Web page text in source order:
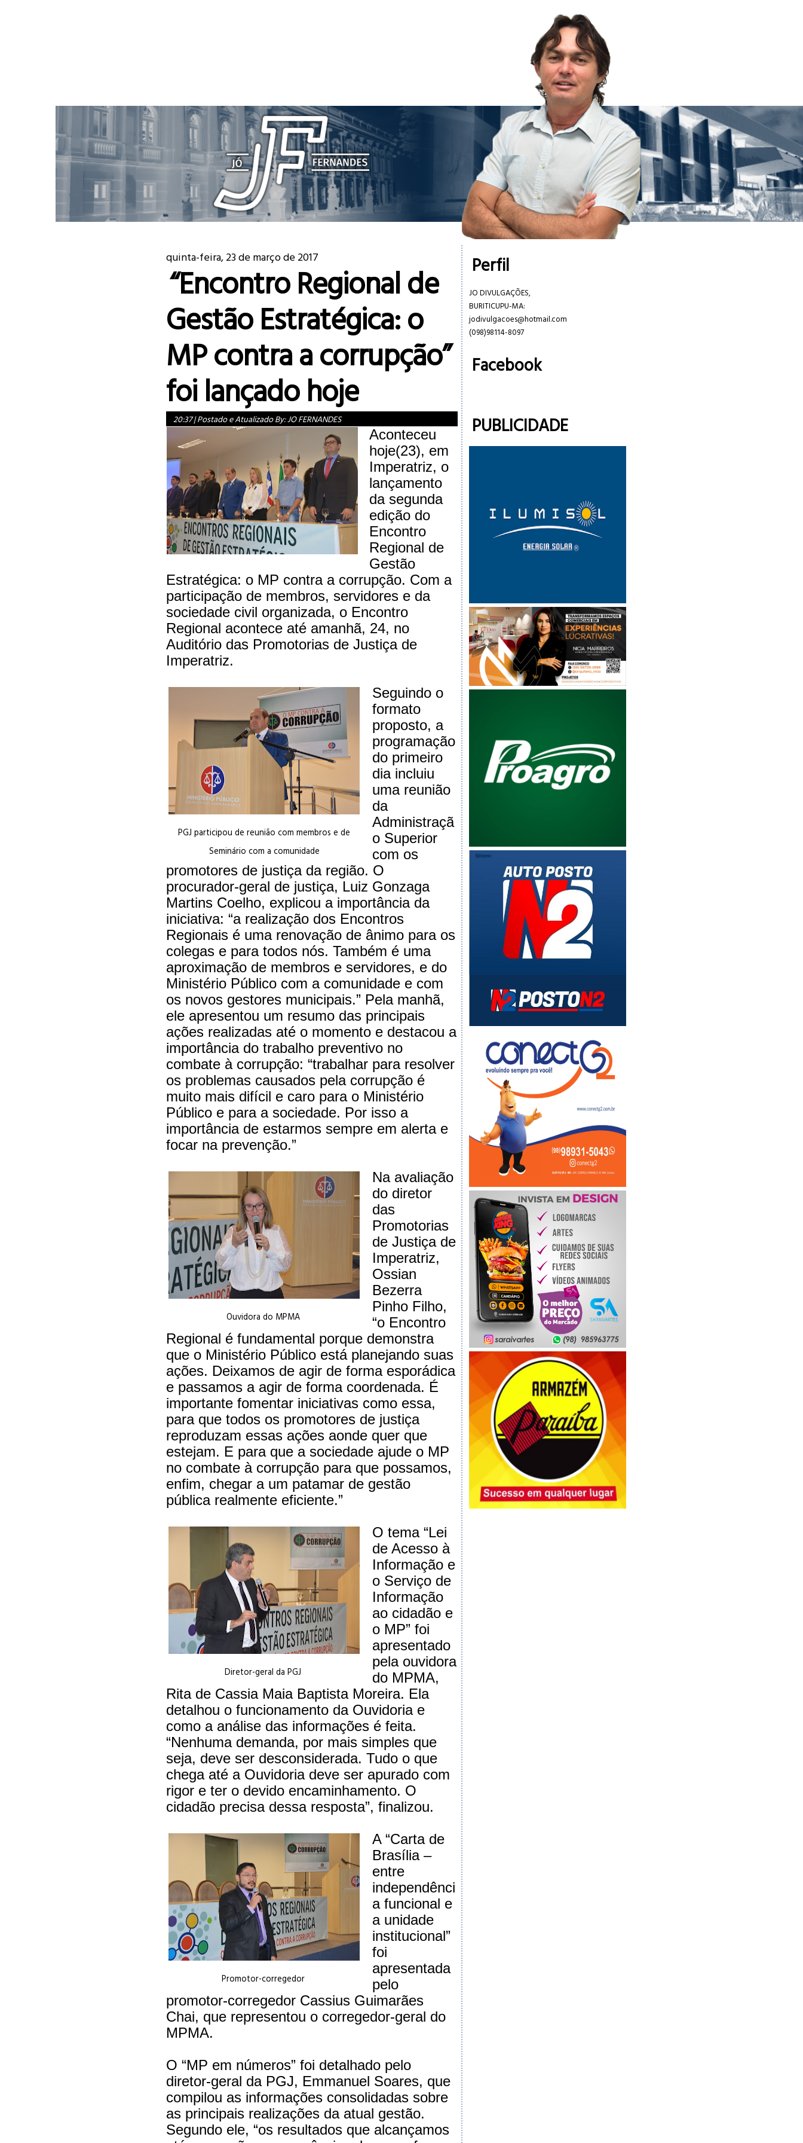
quinta-feira, 23 de março de 2017
“Encontro Regional de
Gestão Estratégica: o
MP contra a corrupção”
foi lançado hoje
20:37|Postado e Atualizado By:JO FERNANDES
Aconteceu
hoje(23), em
Imperatriz, o
lançamento
da segunda
edição do
Encontro
Regional de
Gestão
Estratégica: o MP contra a corrupção. Com a
participação de membros, servidores e da
sociedade civil organizada, o Encontro
Regional acontece até amanhã, 24, no
Auditório das Promotorias de Justiça de
Imperatriz.
PGJ participou de reunião com membros e de
Seminário com a comunidade
Seguindo o
formato
proposto, a
programação
do primeiro
dia incluiu
uma reunião
da
Administraçã
o Superior
com os
promotores de justiça da região. O
procurador-geral de justiça, Luiz Gonzaga
Martins Coelho, explicou a importância da
iniciativa: “a realização dos Encontros
Regionais é uma renovação de ânimo para os
colegas e para todos nós. Também é uma
aproximação de membros e servidores, e do
Ministério Público com a comunidade e com
os novos gestores municipais.” Pela manhã,
ele apresentou um resumo das principais
ações realizadas até o momento e destacou a
importância do trabalho preventivo no
combate à corrupção: “trabalhar para resolver
os problemas causados pela corrupção é
muito mais difícil e caro para o Ministério
Público e para a sociedade. Por isso a
importância de estarmos sempre em alerta e
focar na prevenção.”
Ouvidora do MPMA
Na avaliação
do diretor
das
Promotorias
de Justiça de
Imperatriz,
Ossian
Bezerra
Pinho Filho,
“o Encontro
Regional é fundamental porque demonstra
que o Ministério Público está planejando suas
ações. Deixamos de agir de forma esporádica
e passamos a agir de forma coordenada. É
importante fomentar iniciativas como essa,
para que todos os promotores de justiça
reproduzam essas ações aonde quer que
estejam. E para que a sociedade ajude o MP
no combate à corrupção para que possamos,
enfim, chegar a um patamar de gestão
pública realmente eficiente.”
Diretor-geral da PGJ
O tema “Lei
de Acesso à
Informação e
o Serviço de
Informação
ao cidadão e
o MP” foi
apresentado
pela ouvidora
do MPMA,
Rita de Cassia Maia Baptista Moreira. Ela
detalhou o funcionamento da Ouvidoria e
como a análise das informações é feita.
“Nenhuma demanda, por mais simples que
seja, deve ser desconsiderada. Tudo o que
chega até a Ouvidoria deve ser apurado com
rigor e ter o devido encaminhamento. O
cidadão precisa dessa resposta”, finalizou.
Promotor-corregedor
A “Carta de
Brasília –
entre
independênci
a funcional e
a unidade
institucional”
foi
apresentada
pelo
promotor-corregedor Cassius Guimarães
Chai, que representou o corregedor-geral do
MPMA.
O “MP em números” foi detalhado pelo
diretor-geral da PGJ, Emmanuel Soares, que
compilou as informações consolidadas sobre
as principais realizações da atual gestão.
Segundo ele, “os resultados que alcançamos
Perfil
JO DIVULGAÇÕES,
BURITICUPU-MA:
jodivulgacoes@hotmail.com
(098)98114-8097
Facebook
PUBLICIDADE